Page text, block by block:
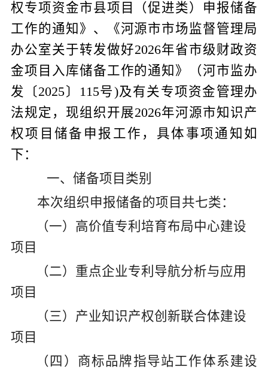
权专项资金市县项目（促进类）申报储备
工作的通知》、《河源市市场监督管理局
办公室关于转发做好2026年省市级财政资
金项目入库储备工作的通知》（河市监办
发〔 2025〕 115号)及有关专项资金管理办
法规定，现组织开展2026年河源市知识产
权项目储备申报工作，具体事项通知如
下：
一、 储备项目类别
本次组织申报储备的项目共七类：
（一）高价值专利培育布局中心建设
项目
（二）重点企业专利导航分析与应用
项目
（三）产业知识产权创新联合体建设
项目
（四）商标品牌指导站工作体系建设